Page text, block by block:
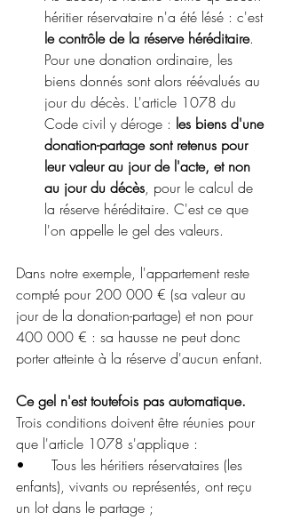
héritier réservataire n'a été lésé : c'est
le contrôle de la réserve héréditaire.
Pour une donation ordinaire, les
biens donnés sont alors réévalués au
jour du décès. L'article 1078 du
Code civil y déroge : les biens d'une
donation-partage sont retenus pour
leur valeur au jour de l'acte, et non
au jour du décès, pour le calcul de
la réserve héréditaire. C'est ce que
l'on appelle le gel des valeurs.
Dans notre exemple, l'appartement reste
compté pour 200 000 € (sa valeur au
jour de la donation-partage) et non pour
400 000 € : sa hausse ne peut donc
porter atteinte à la réserve d'aucun enfant.
Ce gel n'est toutefois pas automatique.
Trois conditions doivent être réunies pour
que l'article 1078 s'applique :
•	Tous les héritiers réservataires (les
enfants), vivants ou représentés, ont reçu
un lot dans le partage ;